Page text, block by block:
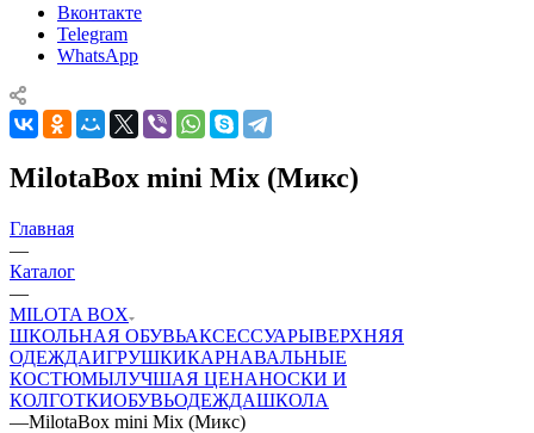
Вконтакте
Telegram
WhatsApp
MilotaBox mini Mix (Микс)
Главная
—
Каталог
—
MILOTA BOX
ШКОЛЬНАЯ ОБУВЬАКСЕССУАРЫВЕРХНЯЯ
ОДЕЖДАИГРУШКИКАРНАВАЛЬНЫЕ
КОСТЮМЫЛУЧШАЯ ЦЕНАНОСКИ И
КОЛГОТКИОБУВЬОДЕЖДАШКОЛА
—MilotaBox mini Mix (Микс)